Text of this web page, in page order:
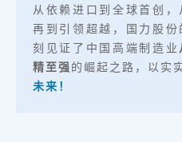
从依赖进口到全球首创
再到引领超越，国力股
刻见证了中国高端制造业
精至强的崛起之路，以实
未来！